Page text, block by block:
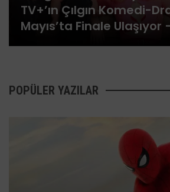
TV+’ın Çılgın Komedi-
Mayıs’ta Finale Ulaşıyor
Onaylandı
POPÜLER YAZILAR